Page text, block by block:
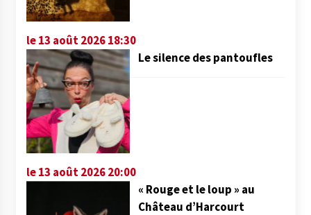
le 13 août 2026 18:30
Le silence des pantoufles
le 13 août 2026 20:00
« Rouge et le loup » au
Château d’Harcourt